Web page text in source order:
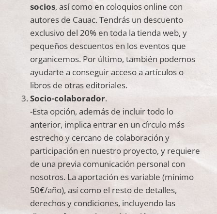
socios, así como en coloquios online con
autores de Cauac. Tendrás un descuento
exclusivo del 20% en toda la tienda web, y
pequeños descuentos en los eventos que
organicemos. Por último, también podemos
ayudarte a conseguir acceso a artículos o
libros de otras editoriales.
Socio-colaborador.
-Esta opción, además de incluir todo lo
anterior, implica entrar en un círculo más
estrecho y cercano de colaboración y
participación en nuestro proyecto, y requiere
de una previa comunicación personal con
nosotros. La aportación es variable (mínimo
50€/año), así como el resto de detalles,
derechos y condiciones, incluyendo las